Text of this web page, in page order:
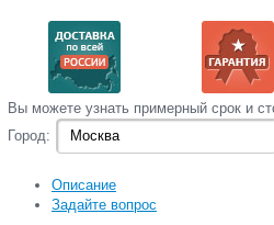
Вы‌ можете‌ узнать‌ примерный срок и
Город:
Описание
Задайте вопрос